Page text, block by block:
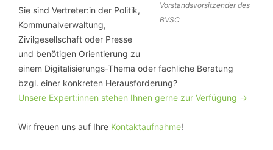
Vorstandsvorsitzender des
BVSC
Sie sind Vertreter:in der Politik,
Kommunalverwaltung,
Zivilgesellschaft oder Presse
und benötigen Orientierung zu
einem Digitalisierungs-Thema oder fachliche Beratung
bzgl. einer konkreten Herausforderung?
Unsere Expert:innen stehen Ihnen gerne zur Verfügung ->
Wir freuen uns auf Ihre Kontaktaufnahme!